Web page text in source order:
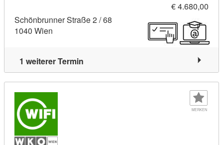
€ 4.680,00
Schönbrunner Straße 2 / 68
1040 Wien
1 weiterer Termin
MERKEN